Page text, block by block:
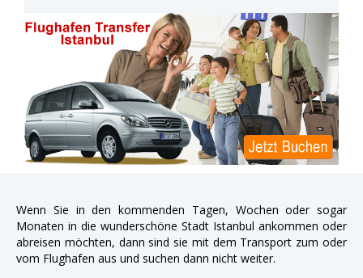
Wenn Sie in den kommenden Tagen, Wochen oder sogar
Monaten in die wunderschöne Stadt Istanbul ankommen oder
abreisen möchten, dann sind sie mit dem Transport zum oder
vom Flughafen aus und suchen dann nicht weiter.